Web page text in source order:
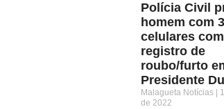
Polícia Civil
homem com
celulares com
registro de
roubo/furto
Presidente
Malagueta Notícias
de 2022